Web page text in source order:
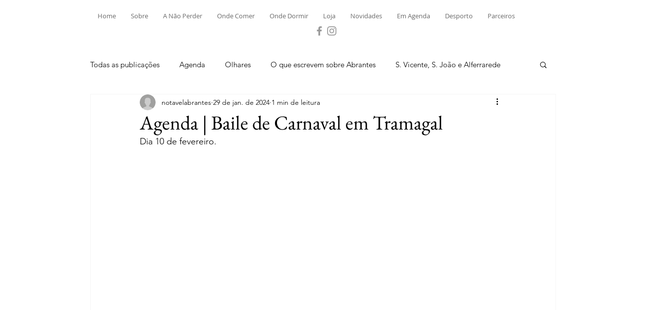
Home Sobre A Não Perder Onde Comer Onde Dormir Loja Novidades Em Agenda Desporto Parceiros
Todas as publicações Agenda Olhares O que escrevem sobre Abrantes S. Vicente, S. João e Alferrarede
Aldeia do Mato e Souto Alvega e Concavada Bemposta
Mouriscas Pego Rio de Moinhos
Agenda | Baile de Carnaval em Tramagal
notavelabrantes 29 de jan. de 2024 1 min de leitura
Dia 10 de fevereiro.